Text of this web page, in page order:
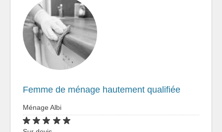
Femme de ménage hautement qualifiée
Ménage Albi